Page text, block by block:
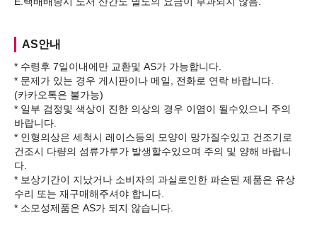
AS안내
* 수령후 7일이내에만 교환및 AS가 가능합니다.
* 문제가 있는 경우 게시판이나 메일, 전화로 연락 바랍니다.
(카카오톡은 불가능)
* 일부 검정및 색상이 진한 의상의 경우 이염이 될수있으니 주의
바랍니다.
* 인형의상은 세척시 레이스등의 모양이 망가질수있고 건조기로
건조시 다량의 섬류가루가 발생할수있으며 주의 및 양해 바랍니
다.
* 보상기간이 지났거나 소비자의 과실로인한 파손된 제품은 유상
수리 또는 재구매해주셔야 합니다.